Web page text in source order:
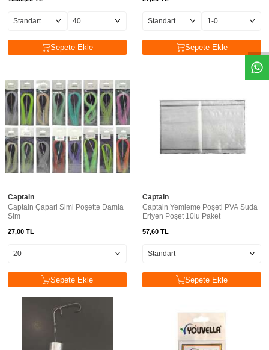
Sepete Ekle Sepete Ekle
Captain
Captain Çapari Simi Poşette Damla
Sim
27,00 TL
Sepete Ekle
Captain
Captain Yemleme Poşeti PVA Suda
Eriyen Poşet 10lu Paket
57,60 TL
Sepete Ekle